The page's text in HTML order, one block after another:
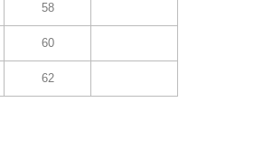
58
60
62